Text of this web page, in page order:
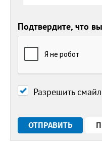
Подтвердите, что
Разрешить